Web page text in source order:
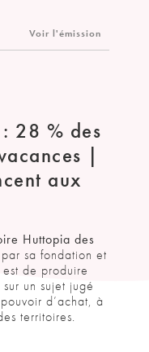
Voir l'émission
28 % des
|
aux
Huttopia des
sa fondation et
de produire
un sujet jugé
d’achat, à
territoires.